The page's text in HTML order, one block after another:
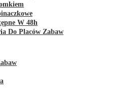
W 48h
Do Placów Zabaw